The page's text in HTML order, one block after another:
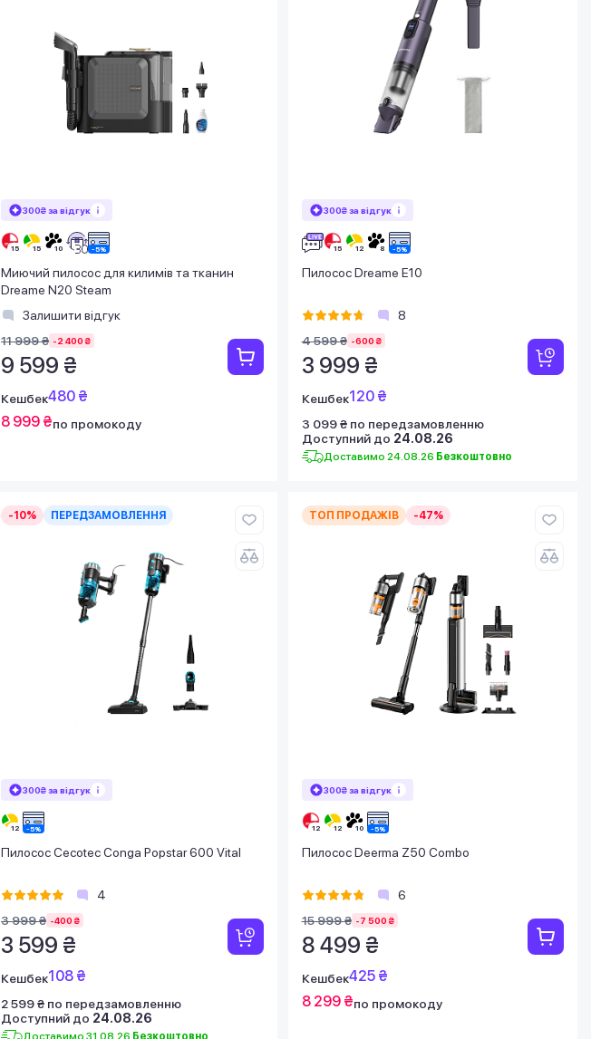
300₴ за відгук
Миючий пилосос для килимів та тканин
Dreame N20 Steam
Залишити відгук
11 999 ₴ -2 400 ₴
9 599 ₴
Кешбек480 ₴
8 999 ₴по промокоду
300₴ за відгук
Пилосос Dreame E10
8
4 599 ₴ -600 ₴
3 999 ₴
Кешбек120 ₴
3 099 ₴ по передзамовленню
Доступний до 24.08.26
Доставимо 24.08.26 Безкоштовно
-10% ПЕРЕДЗАМОВЛЕННЯ
300₴ за відгук
Пилосос Cecotec Conga Popstar 600 Vital
4
3 999 ₴ -400 ₴
3 599 ₴
Кешбек108 ₴
2 599 ₴ по передзамовленню
Доступний до 24.08.26
Доставимо 31.08.26 Безкоштовно
ТОП ПРОДАЖІВ -47%
300₴ за відгук
Пилосос Deerma Z50 Combo
6
15 999 ₴ -7 500 ₴
8 499 ₴
Кешбек425 ₴
8 299 ₴по промокоду